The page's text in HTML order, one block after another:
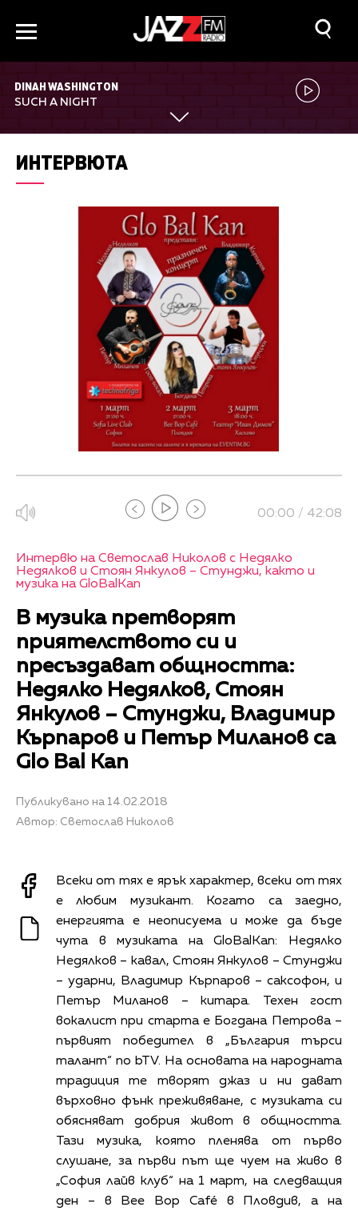
DINAH WASHINGTON
SUCH A NIGHT
ИНТЕРВЮТА
00:00 / 42:08
Интервю на Светослав Николов с Недялко
Недялков и Стоян Янкулов – Стунджи, както и
музика на GloBalKan
В музика претворят
приятелството си и
пресъздават общността:
Недялко Недялков, Стоян
Янкулов – Стунджи, Владимир
Кърпаров и Петър Миланов са
Glo Bal Kan
Публикувано на 14.02.2018
Автор: Светослав Николов
Всеки от тях е ярък характер, всеки от тях
е любим музикант. Когато са заедно,
енергията е неописуема и може да бъде
чута в музиката на GloBalKan: Недялко
Недялков – кавал, Стоян Янкулов – Стунджи
– ударни, Владимир Кърпаров – саксофон, и
Петър Миланов – китара. Техен гост
вокалист при старта е Богдана Петрова –
първият победител в „България търси
талант“ по bTV. На основата на народната
традиция те творят джаз и ни дават
върховно фънк преживяване, с музиката си
обясняват добрия живот в общността.
Тази музика, която пленява от първо
слушане, за първи път ще чуем на живо в
„София лайв клуб“ на 1 март, на следващия
ден – в Bee Bop Café в Пловдив, а на